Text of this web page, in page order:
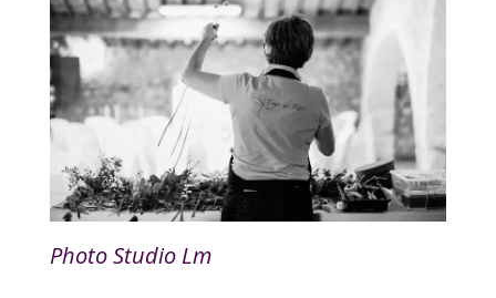
Photo Studio Lm